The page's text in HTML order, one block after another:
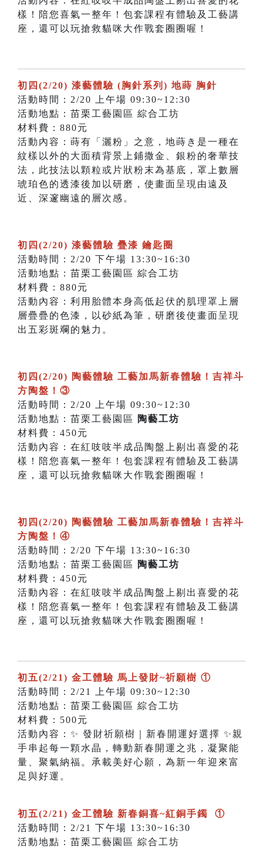
樣！陪您喜氣一整年！包套課程有體驗及工藝講
座，還可以玩搶救貓咪大作戰套圈圈喔！
初四(2/20) 漆藝體驗 (胸針系列) 地蒔 胸針
活動時間：2/20 上午場 09:30~12:30
活動地點：苗栗工藝園區 綜合工坊
材料費：880元
活動內容：蒔有「灑粉」之意，地蒔き是一種在
紋樣以外的大面積背景上鋪撒金、銀粉的奢華技
法，此技法以顆粒或片狀粉末為基底，罩上數層
琥珀色的透漆後加以研磨，使畫面呈現由遠及
近、深邃幽遠的層次感。
初四(2/20) 漆藝體驗 疊漆 鑰匙圈
活動時間：2/20 下午場 13:30~16:30
活動地點：苗栗工藝園區 綜合工坊
材料費：880元
活動內容：利用胎體本身高低起伏的肌理罩上層
層疊疊的色漆，以砂紙為筆，研磨後使畫面呈現
出五彩斑斕的魅力。
初四(2/20) 陶藝體驗 工藝加馬新春體驗！吉祥斗
方陶盤！③
活動時間：2/20 上午場 09:30~12:30
活動地點：苗栗工藝園區
陶藝工坊
材料費：450元
活動內容：在紅吱吱半成品陶盤上剔出喜愛的花
樣！陪您喜氣一整年！包套課程有體驗及工藝講
座，還可以玩搶救貓咪大作戰套圈圈喔！
初四(2/20) 陶藝體驗 工藝加馬新春體驗！吉祥斗
方陶盤！④
活動時間：2/20 下午場 13:30~16:30
活動地點：苗栗工藝園區
陶藝工坊
材料費：450元
活動內容：在紅吱吱半成品陶盤上剔出喜愛的花
樣！陪您喜氣一整年！包套課程有體驗及工藝講
座，還可以玩搶救貓咪大作戰套圈圈喔！
初五(2/21) 金工體驗 馬上發財~祈願樹 ①
活動時間：2/21 上午場 09:30~12:30
活動地點：苗栗工藝園區 綜合工坊
材料費：500元
活動內容：✨ 發財祈願樹｜新春開運好選擇 ✨親
手串起每一顆水晶，轉動新春開運之兆，凝聚能
量、聚氣納福。承載美好心願，為新一年迎來富
足與好運。
初五(2/21) 金工體驗 新春銅喜~紅銅手鐲 ①
活動時間：2/21 下午場 13:30~16:30
活動地點：苗栗工藝園區 綜合工坊